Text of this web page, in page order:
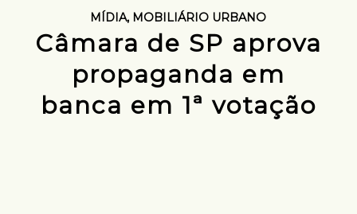
MÍDIA, MOBILIÁRIO URBANO
Câmara de SP aprova
propaganda em
banca em 1ª votação